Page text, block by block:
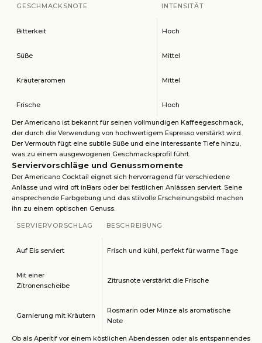
GESCHMACKSNOTE INTENSITÄT
Bitterkeit Hoch
Süße Mittel
Kräuteraromen Mittel
Frische Hoch
Der Americano ist bekannt für seinen vollmundigen Kaffeegeschmack,
der durch die Verwendung von hochwertigem Espresso verstärkt wird.
Der Vermouth fügt eine subtile Süße und eine interessante Tiefe hinzu,
was zu einem ausgewogenen Geschmacksprofil führt.
Serviervorschläge und Genussmomente
Der Americano Cocktail eignet sich hervorragend für verschiedene
Anlässe und wird oft inBars oder bei festlichen Anlässen serviert. Seine
ansprechende Farbgebung und das stilvolle Erscheinungsbild machen
ihn zu einem optischen Genuss.
SERVIERVORSCHLAG BESCHREIBUNG
Auf Eis serviert Frisch und kühl, perfekt für warme Tage
Mit einer
Zitronenscheibe
Zitrusnote verstärkt die Frische
Garnierung mit Kräutern
Rosmarin oder Minze als aromatische
Note
Ob als Aperitif vor einem köstlichen Abendessen oder als entspannendes